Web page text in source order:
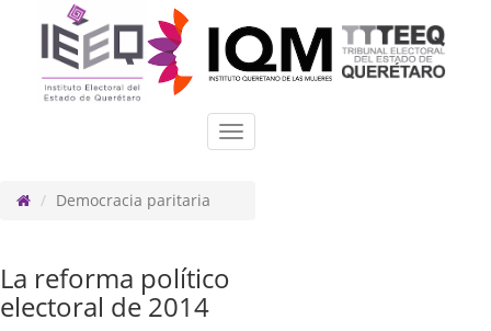
Toggle
navigation
Democracia paritaria
La reforma político
electoral de 2014